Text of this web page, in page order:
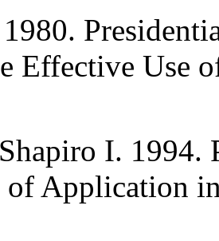
Effective Use
I. 1994.
Application